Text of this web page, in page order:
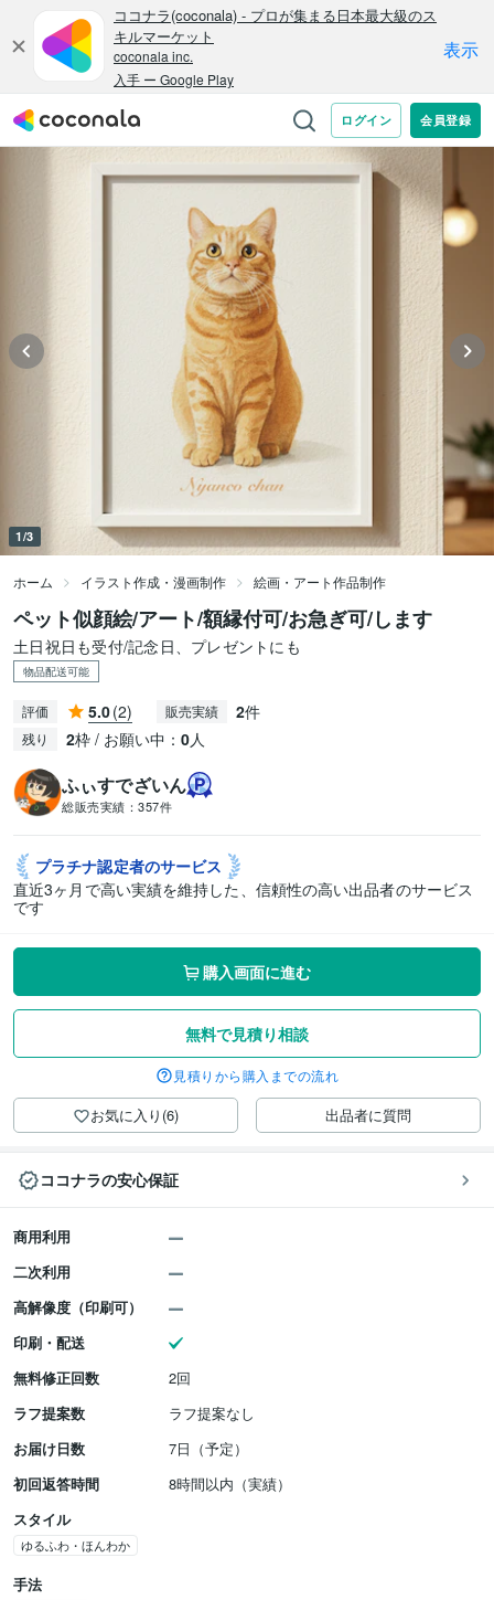
1/3
ホーム イラスト作成・漫画制作 絵画・アート作品制作
ペット似顔絵/アート/額縁付可/お急ぎ可/します
土日祝日も受付/記念日、プレゼントにも
物品配送可能
評価 5.0(2) 販売実績 2件
残り 2枠 / お願い中： 0人
ふぃすでざいん
総販売実績： 357件
プラチナ認定者のサービス
直近3ヶ月で高い実績を維持した、信頼性の高い出品者のサービス
です
購入画面に進む
無料で見積り相談
見積りから購入までの流れ
お気に入り(6) 出品者に質問
ココナラの安心保証
商用利用
二次利用
高解像度（印刷可）
印刷・配送
無料修正回数
2回
ラフ提案数
ラフ提案なし
お届け日数
7日（予定）
初回返答時間
8時間以内（実績）
スタイル
ゆるふわ・ほんわか
手法